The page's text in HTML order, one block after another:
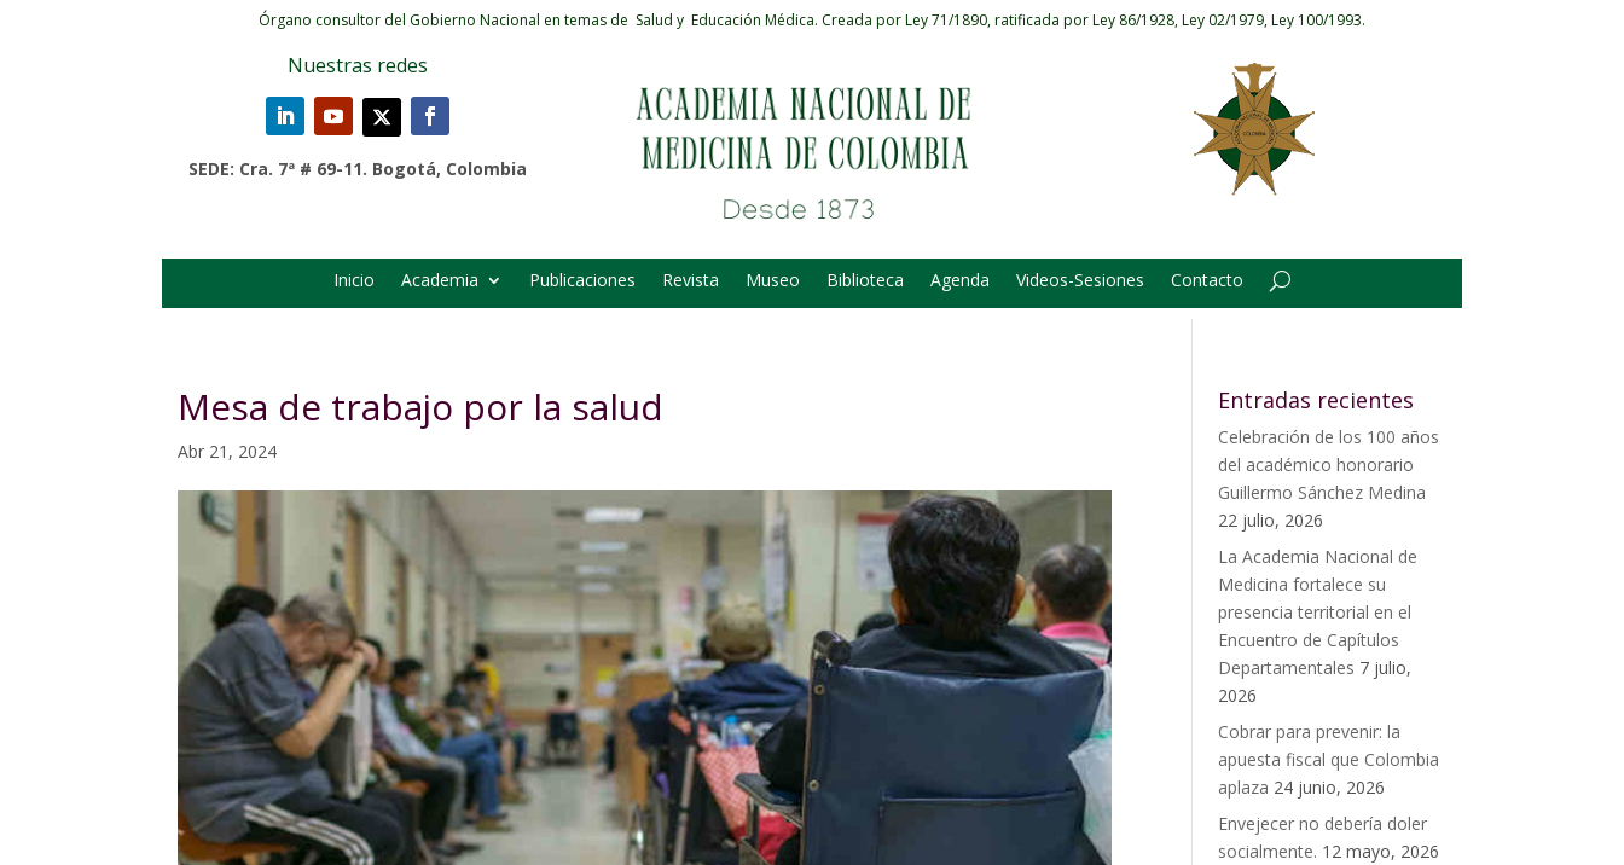
Órgano consultor del Gobierno Nacional en temas de Salud y Educación Médica. Creada por Ley 71/1890, ratificada por Ley 86/1928, Ley 02/1979, Ley 100/1993.
Nuestras redes
SEDE: Cra. 7ª # 69-11. Bogotá, Colombia
Inicio Academia Publicaciones Revista Museo Biblioteca Agenda Videos-Sesiones Contacto
Mesa de trabajo por la salud
Abr 21, 2024
Entradas recientes
Celebración de los 100 años
del académico honorario
Guillermo Sánchez Medina
22 julio, 2026
La Academia Nacional de
Medicina fortalece su
presencia territorial en el
Encuentro de Capítulos
Departamentales 7 julio,
2026
Cobrar para prevenir: la
apuesta fiscal que Colombia
aplaza 24 junio, 2026
Envejecer no debería doler
socialmente. 12 mayo, 2026